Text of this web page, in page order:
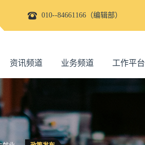
010--84661166（编辑部）
资讯频道 业务频道 工作平台